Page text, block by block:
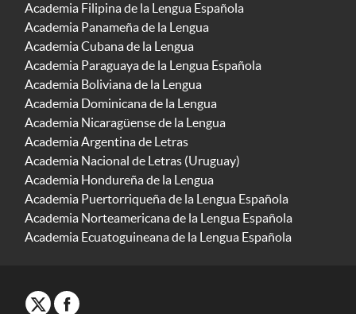
Academia Filipina de la Lengua Española
Academia Panameña de la Lengua
Academia Cubana de la Lengua
Academia Paraguaya de la Lengua Española
Academia Boliviana de la Lengua
Academia Dominicana de la Lengua
Academia Nicaragüense de la Lengua
Academia Argentina de Letras
Academia Nacional de Letras (Uruguay)
Academia Hondureña de la Lengua
Academia Puertorriqueña de la Lengua Española
Academia Norteamericana de la Lengua Española
Academia Ecuatoguineana de la Lengua Española